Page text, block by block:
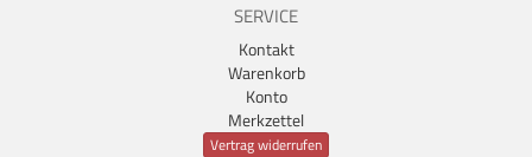
SERVICE
Kontakt
Warenkorb
Konto
Merkzettel
Vertrag widerrufen